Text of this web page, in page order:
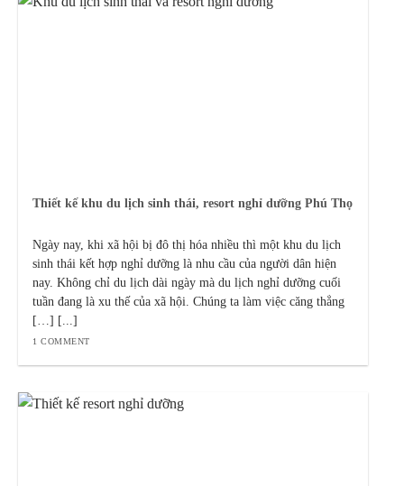
Thiết kế khu du lịch sinh thái, resort nghỉ dưỡng Phú Thọ
Ngày nay, khi xã hội bị đô thị hóa nhiều thì một khu du lịch
sinh thái kết hợp nghỉ dưỡng là nhu cầu của người dân hiện
nay. Không chỉ du lịch dài ngày mà du lịch nghỉ dưỡng cuối
tuần đang là xu thế của xã hội. Chúng ta làm việc căng thẳng
[…] [...]
1 COMMENT